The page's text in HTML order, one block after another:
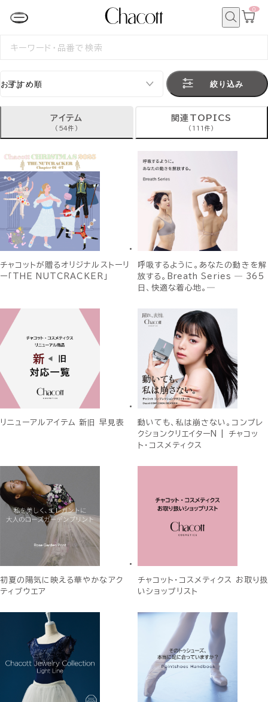
カ
0
検
絞り込み
アイテム
(54件)
関連TOPICS
(111件)
チャコットが贈るオリジナルストーリ
ー「THE NUTCRACKER」
呼吸するように。あなたの動きを解
放する。Breath Series ― 365
日、快適な着心地。―
リニューアルアイテム 新旧 早見表
動いても、私は崩さない。コンプレ
クションクリエイターN | チャコッ
ト・コスメティクス
初夏の陽気に映える華やかなアク
ティブウエア
チャコット・コスメティクス お取り扱
いショップリスト